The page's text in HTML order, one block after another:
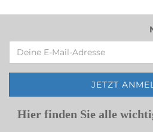
Hier finden Sie alle